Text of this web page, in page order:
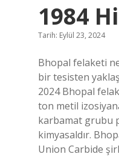
1984
Tarih: Eylül 23, 2024
Bhopal felaketi
bir tesisten
2024 Bhopal
ton metil
karbamat grubu
kimyasaldır.
Union Carbide